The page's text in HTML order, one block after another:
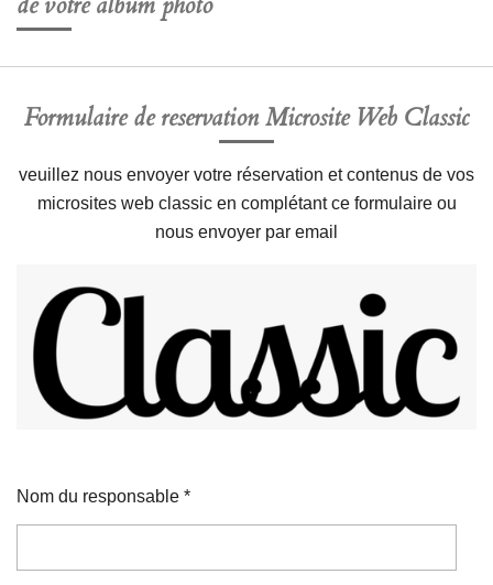
Formulaire de reservation Microsite Web Classic
veuillez nous envoyer votre réservation et contenus de vos
microsites web classic en complétant ce formulaire ou
nous envoyer par email
Nom du responsable *